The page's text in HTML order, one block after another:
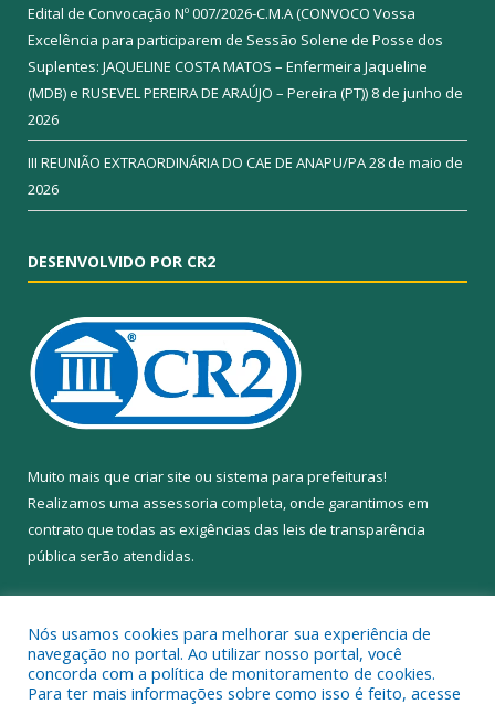
Edital de Convocação Nº 007/2026-C.M.A (CONVOCO Vossa
Excelência para participarem de Sessão Solene de Posse dos
Suplentes: JAQUELINE COSTA MATOS – Enfermeira Jaqueline
(MDB) e RUSEVEL PEREIRA DE ARAÚJO – Pereira (PT)) 8 de junho de
2026
III REUNIÃO EXTRAORDINÁRIA DO CAE DE ANAPU/PA28 de maio de
2026
DESENVOLVIDO POR CR2
Muito mais que criar site ou sistema para prefeituras!
Realizamos uma assessoria completa, onde garantimos em
contrato que todas as exigências das leis de transparência
pública serão atendidas.
Nós usamos cookies para melhorar sua experiência de
navegação no portal. Ao utilizar nosso portal, você
concorda com a política de monitoramento de cookies.
Para ter mais informações sobre como isso é feito, acesse